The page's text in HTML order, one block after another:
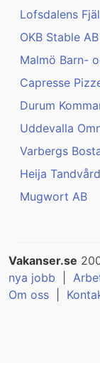
Lofsdalens
OKB Stable AB
Malmö Barn-
Capresse
Durum
Uddevalla
Varbergs
Heija
Mugwort AB
Vakanser.se
nya jobb
Om oss